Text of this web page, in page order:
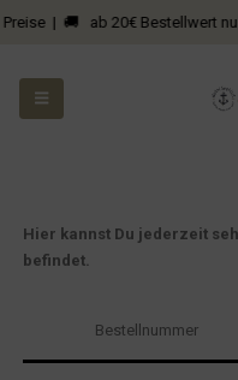
| 🚚 ab 20€ Bestellwert
Hier kannst Du jederzeit
befindet.
Bestellnummer